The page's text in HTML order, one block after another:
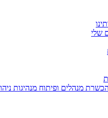
שלי
מנהלים ופיתוח מנהיגות